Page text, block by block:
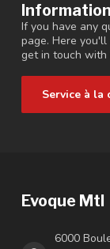
If you have any
page. Here
get in touch with
Service à la
Evoque Mtl
6000